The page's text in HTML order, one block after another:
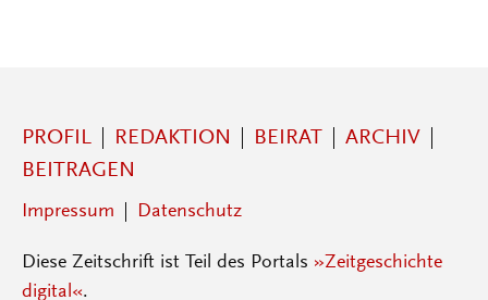
PROFIL REDAKTION BEIRAT
ARCHIV
BEITRAGEN
Impressum Datenschutz
Diese Zeitschrift ist Teil des Portals »Zeitgeschichte
digital«.